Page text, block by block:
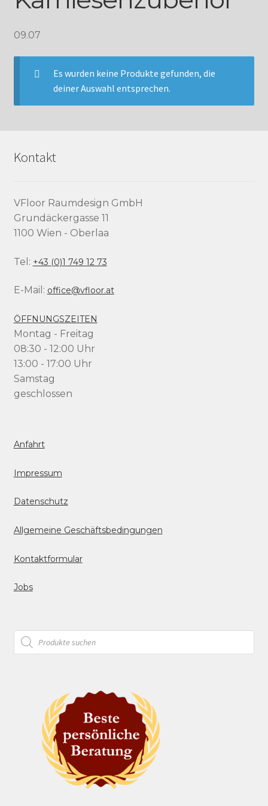
09.07
Es wurden keine Produkte gefunden, die
deiner Auswahl entsprechen.
Kontakt
VFloor Raumdesign GmbH
Grundäckergasse 11
1100 Wien - Oberlaa
Tel: +43 (0)1 749 12 73
E-Mail: office@vfloor.at
ÖFFNUNGSZEITEN
Montag - Freitag
08:30 - 12:00 Uhr
13:00 - 17:00 Uhr
Samstag
geschlossen
Anfahrt
Impressum
Datenschutz
Allgemeine Geschäftsbedingungen
Kontaktformular
Jobs
Products
search